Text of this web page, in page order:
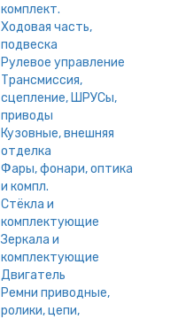
комплект.
Ходовая часть,
подвеска
Рулевое управление
Трансмиссия,
сцепление, ШРУСы,
приводы
Кузовные, внешняя
отделка
Фары, фонари, оптика
и компл.
Стёкла и
комплектующие
Зеркала и
комплектующие
Двигатель
Ремни приводные,
ролики, цепи,